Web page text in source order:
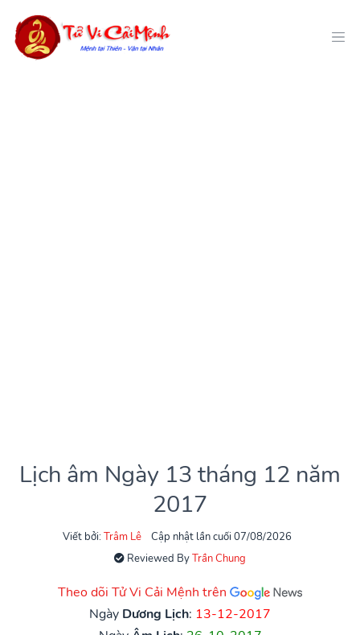
Lịch âm Ngày 13 tháng 12 năm
2017
Viết bởi: Trâm Lê
Cập nhật lần cuối 07/08/2026
Reviewed ByTrần Chung
Theo dõi Tử Vi Cải Mệnh trên
Ngày Dương Lịch: 13-12-2017